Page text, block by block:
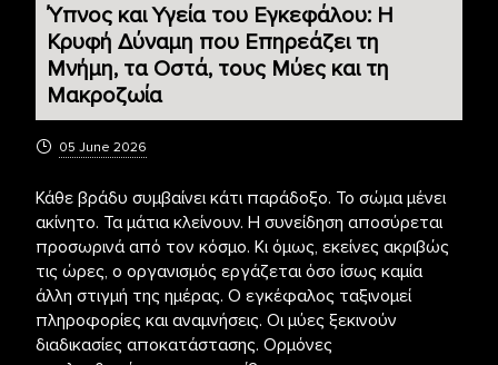
Ύπνος και Υγεία του Εγκεφάλου: Η
Κρυφή Δύναμη που Επηρεάζει τη
Μνήμη, τα Οστά, τους Μύες και τη
Μακροζωία
05 June 2026
Κάθε βράδυ συμβαίνει κάτι παράδοξο. Το σώμα μένει
ακίνητο. Τα μάτια κλείνουν. Η συνείδηση αποσύρεται
προσωρινά από τον κόσμο. Κι όμως, εκείνες ακριβώς
τις ώρες, ο οργανισμός εργάζεται όσο ίσως καμία
άλλη στιγμή της ημέρας. Ο εγκέφαλος ταξινομεί
πληροφορίες και αναμνήσεις. Οι μύες ξεκινούν
διαδικασίες αποκατάστασης. Ορμόνες